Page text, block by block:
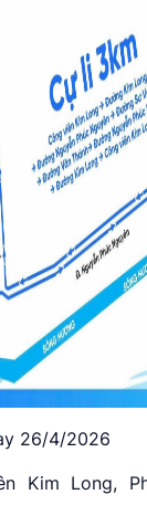
26/4/2026
Kim Long,